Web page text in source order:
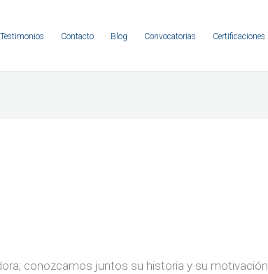
Testimonios Contacto Blog Convocatorias Certificaciones
conozcamos juntos su historia y su motivación